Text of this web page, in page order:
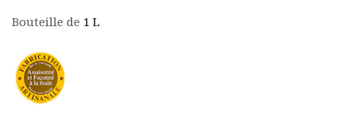
Bouteille de 1 L